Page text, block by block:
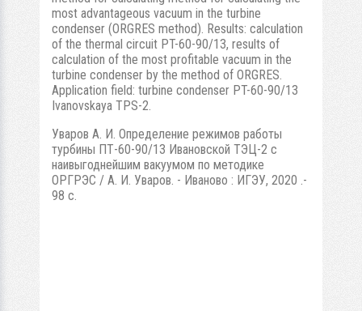
most advantageous vacuum in the turbine
condenser (ORGRES method). Results: calculation
of the thermal circuit PT-60-90/13, results of
calculation of the most profitable vacuum in the
turbine condenser by the method of ORGRES.
Application field: turbine condenser PT-60-90/13
Ivanovskaya TPS-2.
Уваров А. И. Определение режимов работы
турбины ПТ-60-90/13 Ивановской ТЭЦ-2 с
наивыгоднейшим вакуумом по методике
ОРГРЭС / А. И. Уваров. - Иваново : ИГЭУ, 2020 .-
98 с.